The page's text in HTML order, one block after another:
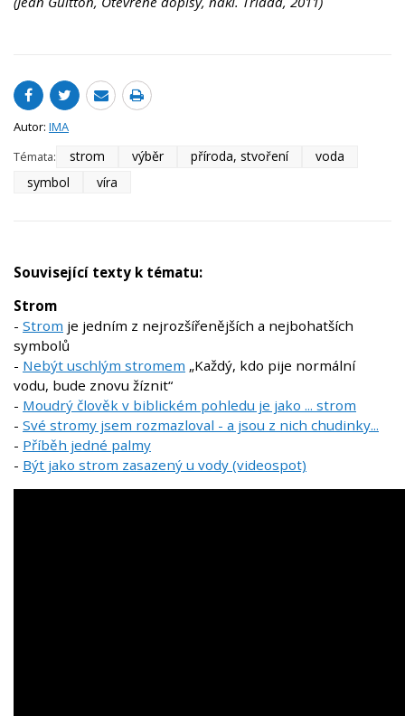
Autor: IMA
Témata:
strom výběr příroda, stvoření
voda
symbol
víra
Související texty k tématu:
Strom
- Strom je jedním z nejrozšířenějších a nejbohatších
symbolů
- Nebýt uschlým stromem „Každý, kdo pije normální
vodu, bude znovu žíznit“
- Moudrý člověk v biblickém pohledu je jako ... strom
- Své stromy jsem rozmazloval - a jsou z nich chudinky...
- Příběh jedné palmy
- Být jako strom zasazený u vody (videospot)